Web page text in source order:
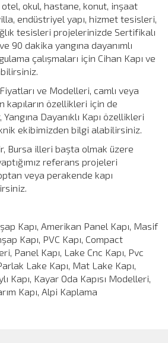
okul, hastane, konut, inşaat
endüstriyel yapı, hizmet tesisleri,
tesisleri projelerinizde Sertifikalı
90 dakika yangına dayanımlı
çalışmaları için Cihan Kapı ve
Fiyatları ve Modelleri, camlı veya
kapıların özellikleri için de
Dayanıklı Kapı özellikleri
ekibimizden bilgi alabilirsiniz.
Bursa illeri başta olmak üzere
referans projeleri
veya perakende kapı
Kapı, Amerikan Panel Kapı, Masif
Kapı, PVC Kapı, Compact
Panel Kapı, Lake Cnc Kapı, Pvc
Lake Kapı, Mat Lake Kapı,
Kapı, Kayar Oda Kapısı Modelleri,
Kapı, Alpi Kaplama